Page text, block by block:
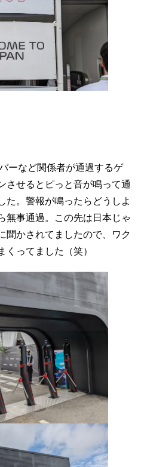
ーなど関係者が通過するゲ
させるとピっと音が鳴って通
た。警報が鳴ったらどうしよ
無事通過。この先は日本じゃ
聞かされてましたので、ワク
ってました（笑）